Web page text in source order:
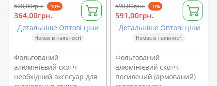
608,00грн. -40%
364,00грн.
Детальніше Оптові ціни
Немає в наявності
Фольгований
алюмінієвий скотч –
необхідний аксесуар для
590,00грн. --0%
591,00грн.
Детальніше Оптові ціни
Немає в наявності
Фольгований
алюмінієвий скотч,
посилений (армований)